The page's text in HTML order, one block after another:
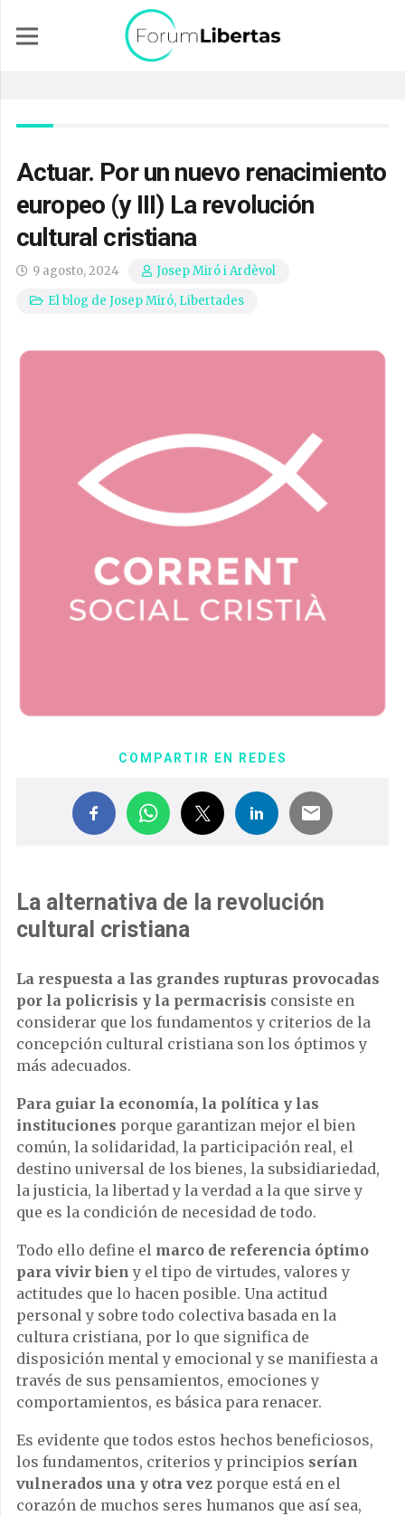
Actuar. Por un nuevo renacimiento
europeo (y III) La revolución
cultural cristiana
9 agosto, 2024
Josep Miró i Ardèvol
El blog de Josep Miró, Libertades
COMPARTIR EN REDES
La alternativa de la revolución
cultural cristiana
La respuesta a las grandes rupturas provocadas
por la policrisis y la permacrisis consiste en
considerar que los fundamentos y criterios de la
concepción cultural cristiana son los óptimos y
más adecuados.
Para guiar la economía, la política y las
instituciones porque garantizan mejor el bien
común, la solidaridad, la participación real, el
destino universal de los bienes, la subsidiariedad,
la justicia, la libertad y la verdad a la que sirve y
que es la condición de necesidad de todo.
Todo ello define el marco de referencia óptimo
para vivir bien y el tipo de virtudes, valores y
actitudes que lo hacen posible. Una actitud
personal y sobre todo colectiva basada en la
cultura cristiana, por lo que significa de
disposición mental y emocional y se manifiesta a
través de sus pensamientos, emociones y
comportamientos, es básica para renacer.
Es evidente que todos estos hechos beneficiosos,
los fundamentos, criterios y principios serían
vulnerados una y otra vez porque está en el
corazón de muchos seres humanos que así sea,